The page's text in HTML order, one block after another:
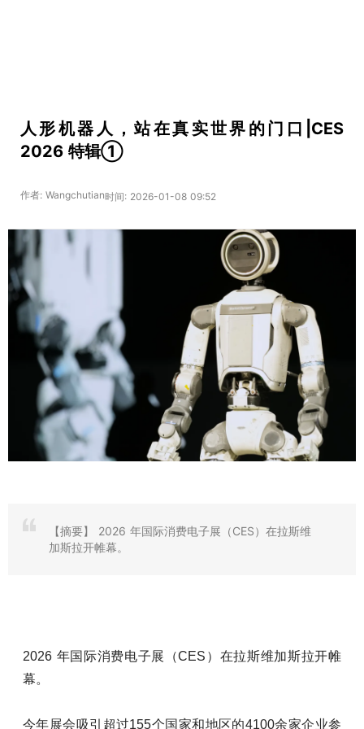
人形机器人，站在真实世界的门口|CES
2026 特辑①
作者: Wangchutian时间: 2026-01-08 09:52
【摘要】
2026 年国际消费电子展（CES）在拉斯维
加斯拉开帷幕。
2026 年国际消费电子展（CES）在拉斯维加斯拉开帷
幕。
今年展会吸引超过155个国家和地区的4100余家企业参